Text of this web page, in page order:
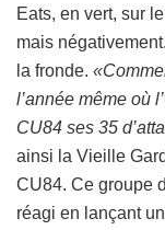
Eats, en vert, sur
mais
la fronde.
l’année même où
CU84 ses 35
ainsi la Vieille
CU84. Ce groupe
réagi en lançant